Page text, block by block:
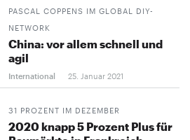
PASCAL COPPENS IM GLOBAL DIY-
NETWORK
China: vor allem schnell und
agil
International 25. Januar 2021
31 PROZENT IM DEZEMBER
2020 knapp 5 Prozent Plus für